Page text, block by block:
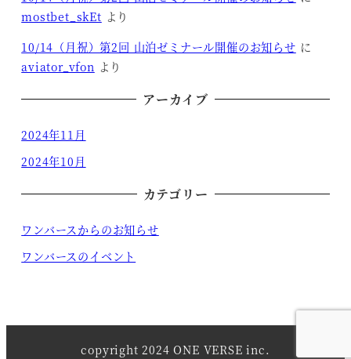
mostbet_skEt より
10/14（月祝）第2回 山泊ゼミナール開催のお知らせ に
aviator_vfon より
アーカイブ
2024年11月
2024年10月
カテゴリー
ワンバースからのお知らせ
ワンバースのイベント
copyright 2024 ONE VERSE inc.